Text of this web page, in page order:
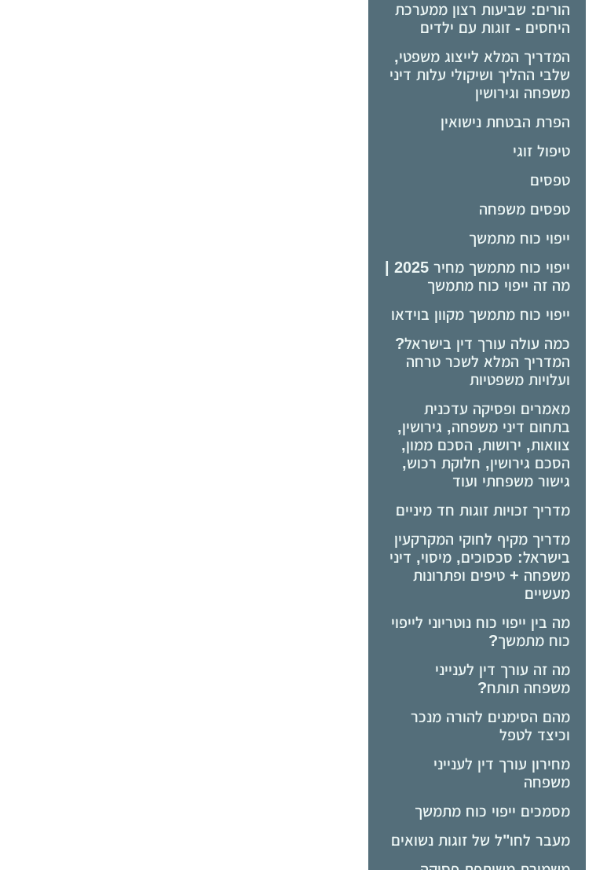
הורים: שביעות רצון ממערכת
היחסים - זוגות עם ילדים
המדריך המלא לייצוג משפטי,
שלבי ההליך ושיקולי עלות דיני
משפחה וגירושין
הפרת הבטחת נישואין
טיפול זוגי
טפסים
טפסים משפחה
ייפוי כוח מתמשך
מה זה ייפוי כוח מתמשך
ייפוי כוח מתמשך מקוון בוידאו
כמה עולה עורך דין בישראל?
המדריך המלא לשכר טרחה
ועלויות משפטיות
מאמרים ופסיקה עדכנית
בתחום דיני משפחה, גירושין,
צוואות, ירושות, הסכם ממון,
הסכם גירושין, חלוקת רכוש,
גישור משפחתי ועוד
מדריך זכויות זוגות חד מיניים
מדריך מקיף לחוקי המקרקעין
בישראל: סכסוכים, מיסוי, דיני
משפחה + טיפים ופתרונות
מעשיים
מה בין ייפוי כוח נוטריוני לייפוי
כוח מתמשך?
מה זה עורך דין לענייני
משפחה תותח?
מהם הסימנים להורה מנכר
וכיצד לטפל
מחירון עורך דין לענייני
משפחה
מסמכים ייפוי כוח מתמשך
מעבר לחו"ל של זוגות נשואים